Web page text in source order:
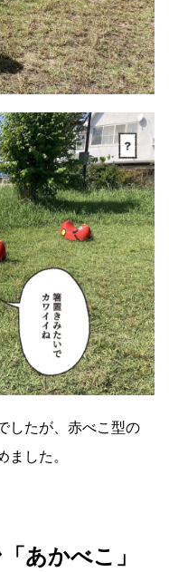
したが、赤べこ型の
した。
あかべこ」